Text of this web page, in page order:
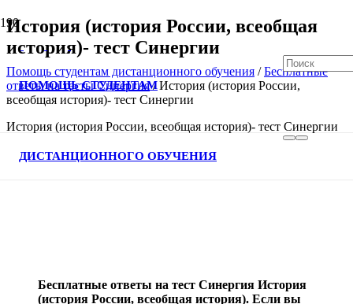
ПОМОЩЬ СТУДЕНТАМ
ДИСТАНЦИОННОГО ОБУЧЕНИЯ
В
История (история России, всеобщая
история)- тест Синергии
Помощь студентам дистанционного обучения /Бесплатные
ответы на тесты Синергия/История (история России,
всеобщая история)- тест Синергии
История (история России, всеобщая история)- тест Синергии
Бесплатные ответы на тест Синергия История
(история России, всеобщая история). Если вы